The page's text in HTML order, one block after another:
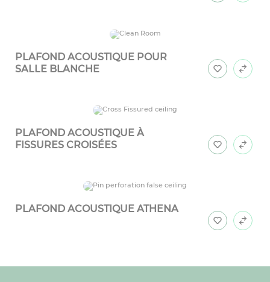
PLAFOND ACOUSTIQUE POUR
SALLE BLANCHE
PLAFOND ACOUSTIQUE À
FISSURES CROISÉES
PLAFOND ACOUSTIQUE ATHENA